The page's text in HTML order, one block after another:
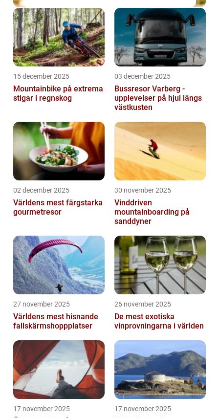
15 december 2025
Mountainbike på extrema
stigar i regnskog
03 december 2025
Bussresor Varberg -
upplevelser på hjul längs
västkusten
02 december 2025
Världens mest färgstarka
gourmetresor
30 november 2025
Vinddriven
mountainboarding på
sanddyner
27 november 2025
Världens mest hisnande
fallskärmshoppplatser
26 november 2025
De mest exotiska
vinprovningarna i världen
17 november 2025 17 november 2025